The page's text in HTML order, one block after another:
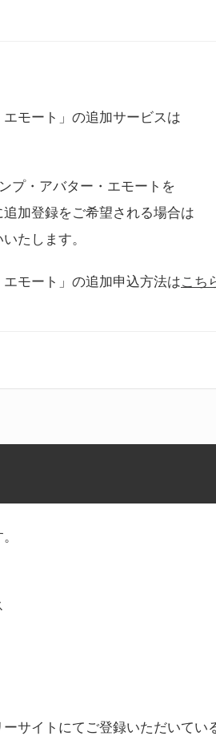
モート」の追加サービスは
プ・アバター・エモートを
加登録をご希望される場合は
たします。
モート」の追加申込方法はこち
サイトにてご登録いただいてい